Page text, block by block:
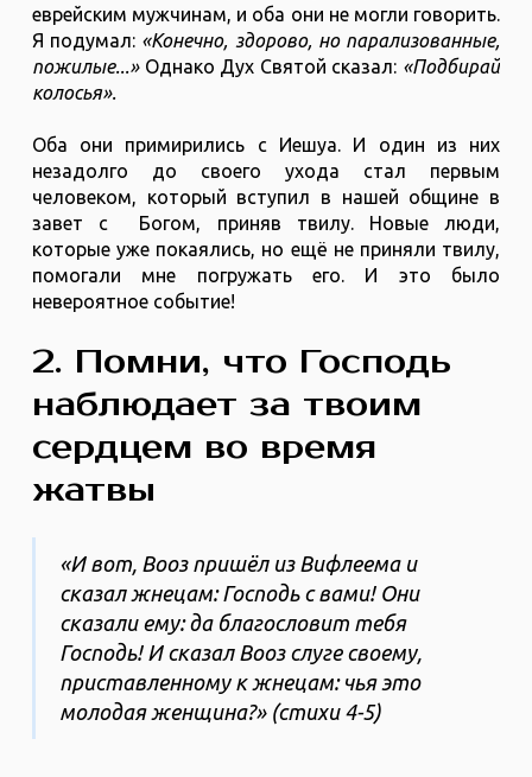
еврейским мужчинам, и оба они не могли говорить.
Я подумал: «Конечно, здорово, но парализованные,
пожилые...»Однако Дух Святой сказал: «Подбирай
колосья».
Оба они примирились с Иешуа. И один из них
незадолго до своего ухода стал первым
человеком, который вступил в нашей общине в
завет с Богом, приняв твилу. Новые люди,
которые уже покаялись, но ещё не приняли твилу,
помогали мне погружать его. И это было
невероятное событие!
2. Помни, что Господь
наблюдает за твоим
сердцем во время
жатвы
«И вот, Вооз пришёл из Вифлеема и
сказал жнецам: Господь с вами! Они
сказали ему: да благословит тебя
Господь! И сказал Вооз слуге своему,
приставленному к жнецам: чья это
молодая женщина?» (стихи 4-5)